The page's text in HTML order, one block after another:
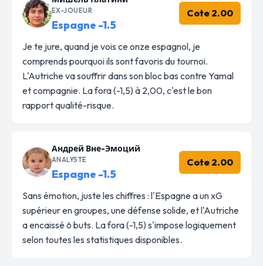
EX-JOUEUR
Espagne -1.5
Cote 2.00
Je te jure, quand je vois ce onze espagnol, je
comprends pourquoi ils sont favoris du tournoi.
L'Autriche va souffrir dans son bloc bas contre Yamal
et compagnie. La fora (-1,5) à 2,00, c'est le bon
rapport qualité-risque.
Андрей Вне-Эмоций
ANALYSTE
Espagne -1.5
Cote 2.00
Sans émotion, juste les chiffres : l'Espagne a un xG
supérieur en groupes, une défense solide, et l'Autriche
a encaissé 6 buts. La fora (-1,5) s'impose logiquement
selon toutes les statistiques disponibles.